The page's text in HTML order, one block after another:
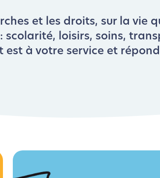
et les droits, sur la vie
loisirs, soins,
est à votre service et